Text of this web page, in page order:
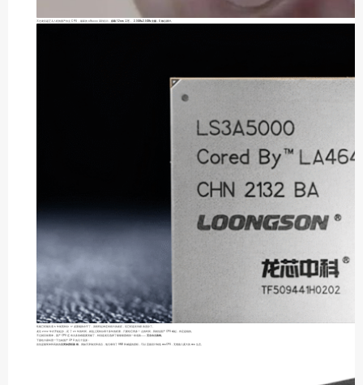
不过龙芯是正儿八经的国产自主 CPU ，最新的 3A5000 系列芯片，搭载 12nm 工艺， 2.3GHz-2.5GHz 主频，4 核心设计。
性能已经能比肩 5 年前英特尔 i7 桌面端的水平了，虽然听起来还有很大的差距，但已经是史诗级的进步了。
龙芯 2002 年才开始起步，花了 20 年的时间，就追上英特尔四十多年的积累，只要给它再多一点的时间，我相信国产 CPU 崛起，肯定是稳的。
不过就目前看来，国产 CPU 还有太多的难题要突破了，特别是龙芯选择了最最最困难的一条道路—— 完全自主路线。
下面给大家科普一下当前国产 CPU 的几个流派：
首先是最简单和高效的合资加授权路线，例如天津海光和兆芯，他们拿到了 AMD 和威盛的授权，可以直接设计制造 x86CPU，无缝接入庞大的 x86 生态。